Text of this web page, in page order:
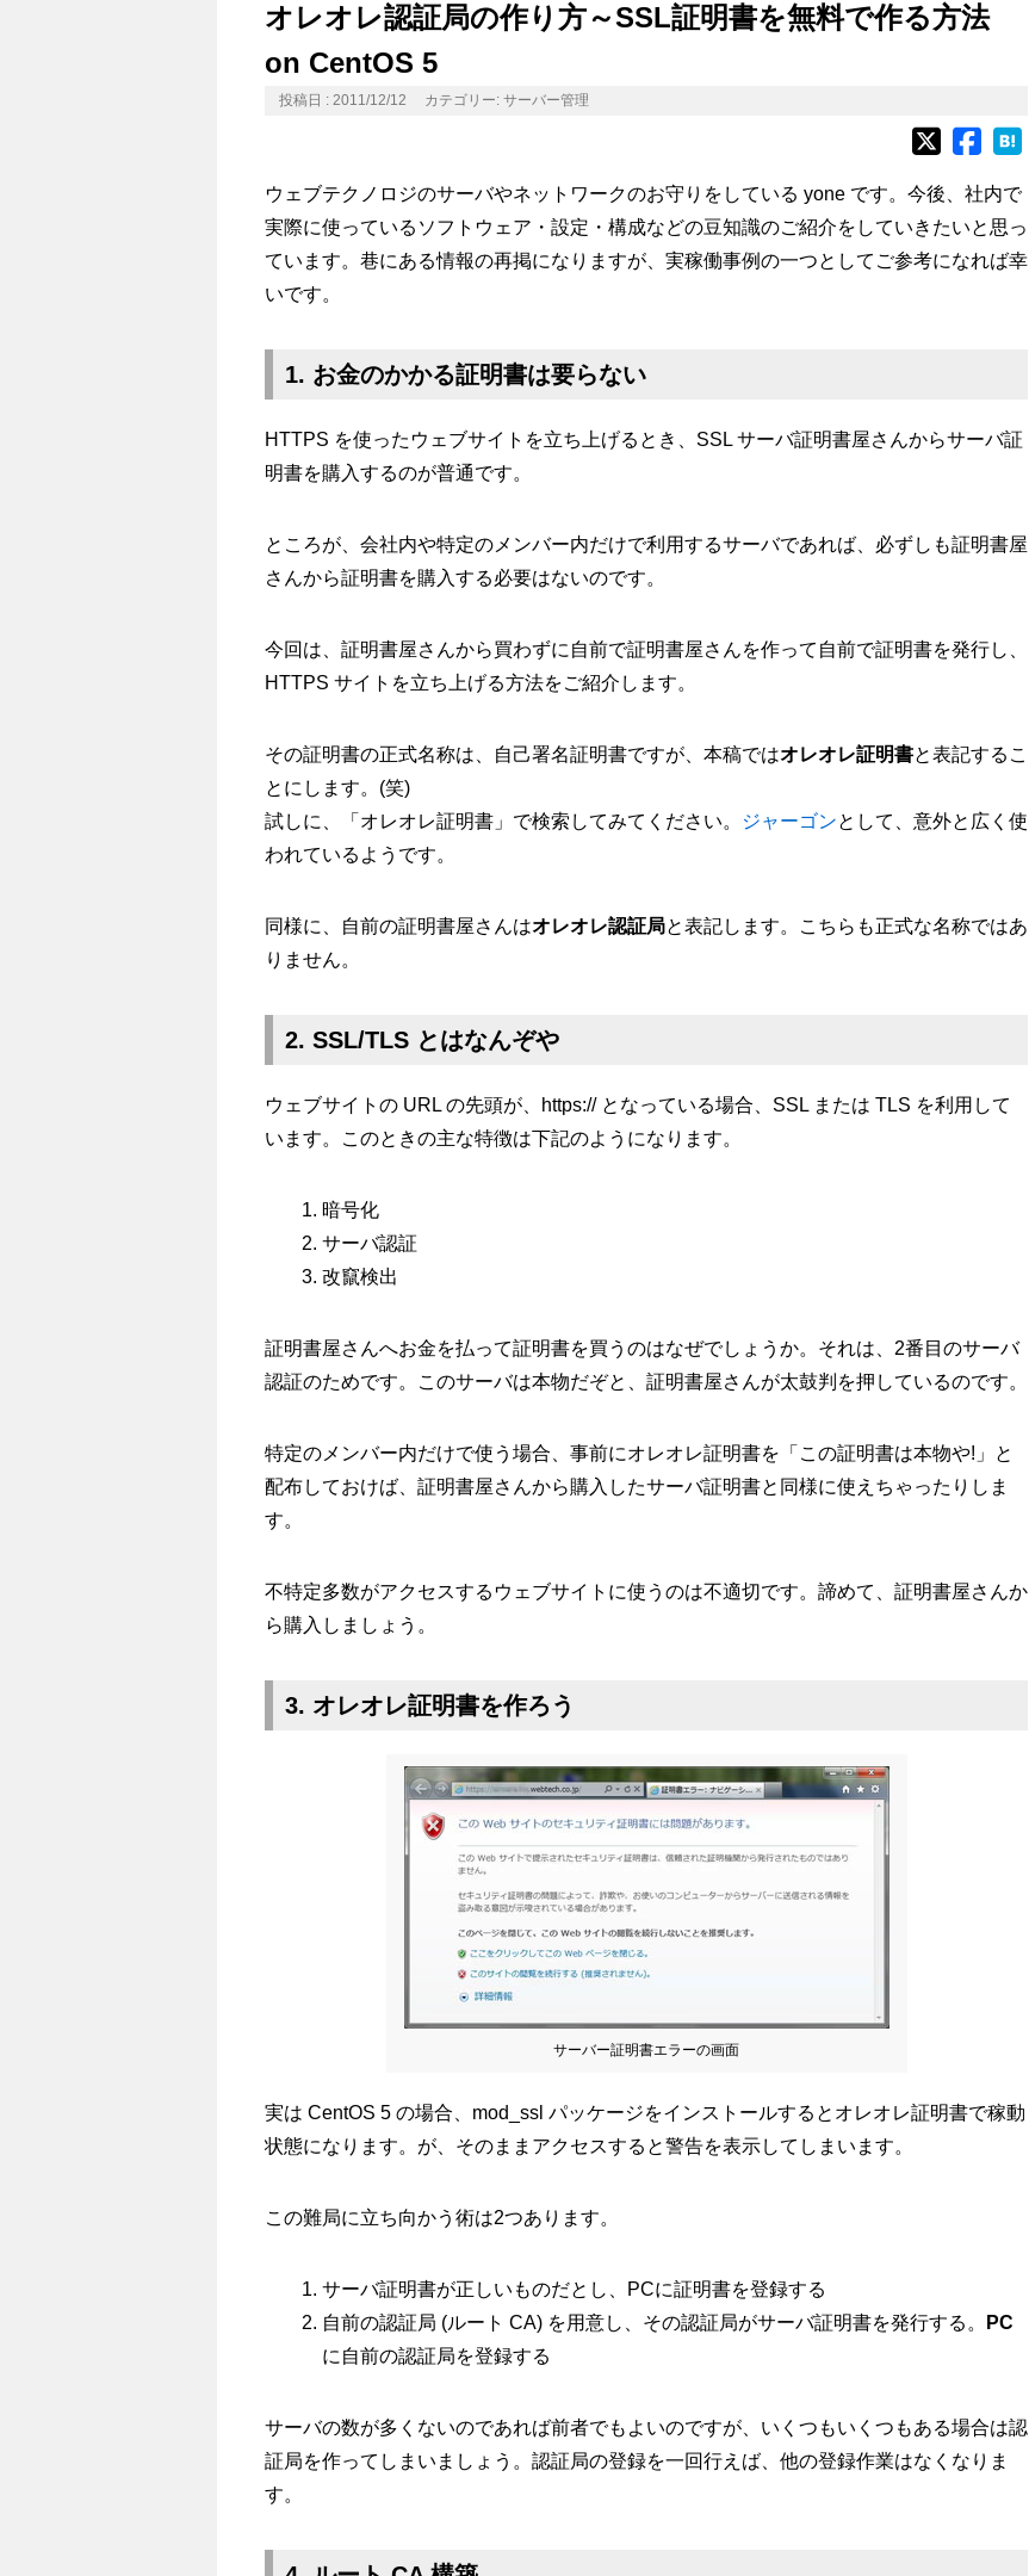
オレオレ認証局の作り方～SSL証明書を無料で作る方法
on CentOS 5
投稿日 : 2011/12/12 カテゴリー: サーバー管理
ウェブテクノロジのサーバやネットワークのお守りをしている yone です。今後、社内で
実際に使っているソフトウェア・設定・構成などの豆知識のご紹介をしていきたいと思っ
ています。巷にある情報の再掲になりますが、実稼働事例の一つとしてご参考になれば幸
いです。
1. お金のかかる証明書は要らない
HTTPS を使ったウェブサイトを立ち上げるとき、SSL サーバ証明書屋さんからサーバ証
明書を購入するのが普通です。
ところが、会社内や特定のメンバー内だけで利用するサーバであれば、必ずしも証明書屋
さんから証明書を購入する必要はないのです。
今回は、証明書屋さんから買わずに自前で証明書屋さんを作って自前で証明書を発行し、
HTTPS サイトを立ち上げる方法をご紹介します。
その証明書の正式名称は、自己署名証明書ですが、本稿ではオレオレ証明書と表記するこ
とにします。(笑)
試しに、「オレオレ証明書」で検索してみてください。
ジャーゴンとして、意外と広く使
われているようです。
同様に、自前の証明書屋さんはオレオレ認証局と表記します。こちらも正式な名称ではあ
りません。
2. SSL/TLS とはなんぞや
ウェブサイトの URL の先頭が、https:// となっている場合、SSL または TLS を利用して
います。このときの主な特徴は下記のようになります。
暗号化
サーバ認証
改竄検出
証明書屋さんへお金を払って証明書を買うのはなぜでしょうか。それは、2番目のサーバ
認証のためです。このサーバは本物だぞと、証明書屋さんが太鼓判を押しているのです。
特定のメンバー内だけで使う場合、事前にオレオレ証明書を「この証明書は本物や!」と
配布しておけば、証明書屋さんから購入したサーバ証明書と同様に使えちゃったりしま
す。
不特定多数がアクセスするウェブサイトに使うのは不適切です。諦めて、証明書屋さんか
ら購入しましょう。
3. オレオレ証明書を作ろう
サーバー証明書エラーの画面
実は CentOS 5 の場合、mod_ssl パッケージをインストールするとオレオレ証明書で稼動
状態になります。が、そのままアクセスすると警告を表示してしまいます。
この難局に立ち向かう術は2つあります。
サーバ証明書が正しいものだとし、PCに証明書を登録する
自前の認証局 (ルート CA) を用意し、その認証局がサーバ証明書を発行する。
PC
に自前の認証局を登録する
サーバの数が多くないのであれば前者でもよいのですが、いくつもいくつもある場合は認
証局を作ってしまいましょう。認証局の登録を一回行えば、他の登録作業はなくなりま
す。